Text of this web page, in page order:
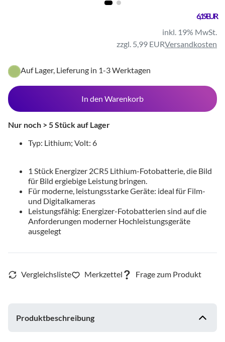
6,19 EUR
inkl. 19% MwSt.
zzgl. 5,99 EURVersandkosten
Auf Lager, Lieferung in 1-3 Werktagen
In den Warenkorb
Nur noch > 5 Stück auf Lager
Typ: Lithium; Volt: 6
1 Stück Energizer 2CR5 Lithium-Fotobatterie, die Bild
für Bild ergiebige Leistung bringen.
Für moderne, leistungsstarke Geräte: ideal für Film-
und Digitalkameras
Leistungsfähig: Energizer-Fotobatterien sind auf die
Anforderungen moderner Hochleistungsgeräte
ausgelegt
Produktbeschreibung